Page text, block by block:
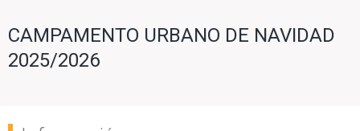
CAMPAMENTO URBANO DE NAVIDAD
2025/2026